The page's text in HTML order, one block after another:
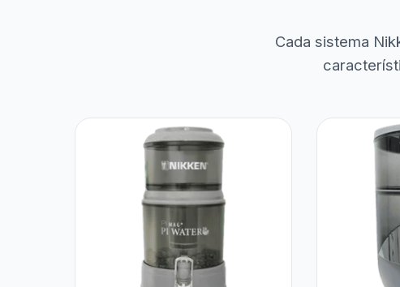
Cada sistema